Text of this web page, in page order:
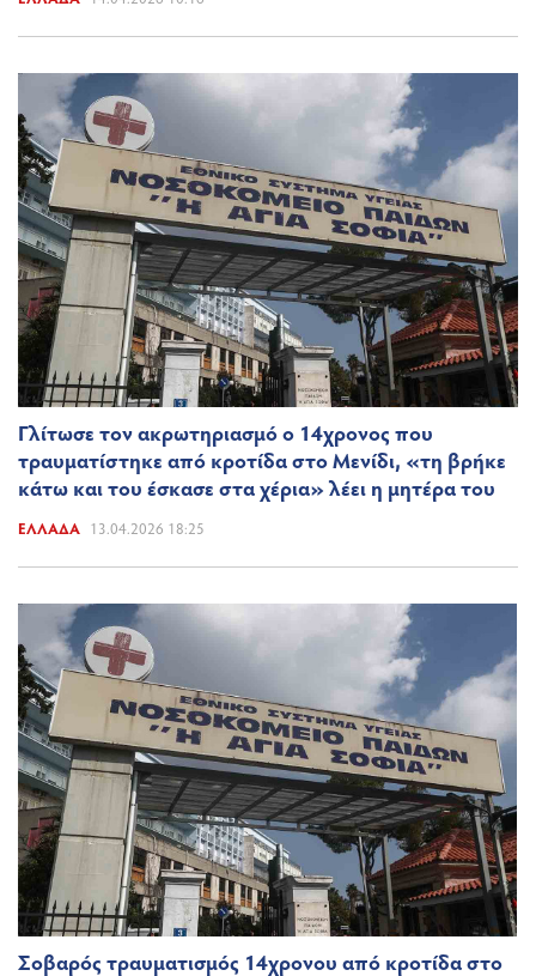
Γλίτωσε τον ακρωτηριασμό ο 14χρονος που
τραυματίστηκε από κροτίδα στο Μενίδι, «τη βρήκε
κάτω και του έσκασε στα χέρια» λέει η μητέρα του
ΕΛΛΆΔΑ 13.04.2026 18:25
Σοβαρός τραυματισμός 14χρονου από κροτίδα στο